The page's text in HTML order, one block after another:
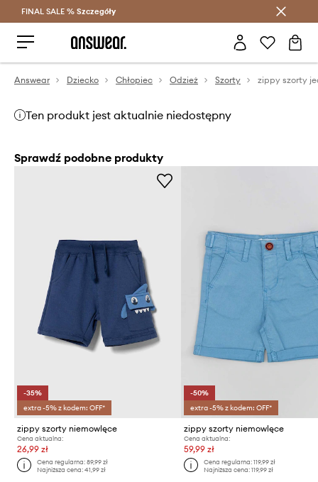
Oszczędzaj z Answear Club >
FINAL SALE % Szczegóły
Answear Dziecko Chłopiec Odzież Szorty zippy szorty
Ten produkt jest aktualnie niedostępny
Sprawdź podobne produkty
-35%
extra -5% z kodem: OFF*
zippy szorty niemowlęce
Cena aktualna:
26,99 zł
Cena regularna:89,99 zł
Najniższa cena:41,99 zł
-50%
extra -5% z kodem: OFF*
zippy szorty niemowlęce
Cena aktualna:
59,99 zł
Cena regularna: 119,99 zł
Najniższa cena: 119,99 zł